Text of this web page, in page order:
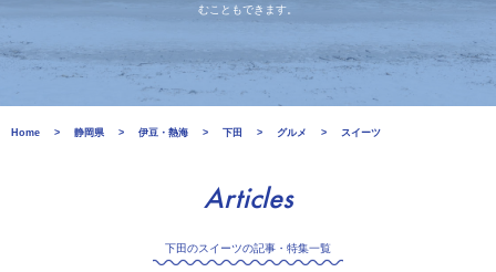
むこともできます。
Home 静岡県 伊豆・熱海 下田 グルメ スイーツ
Articles
下田のスイーツの記事・特集一覧